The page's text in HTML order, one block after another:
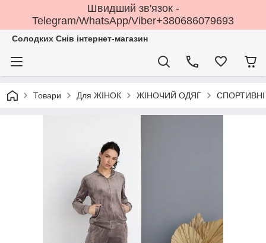
Швидший зв'язок -
Telegram/WhatsApp/Viber+380686079693
Солодких Снів інтернет-магазин
Товари Для ЖІНОК ЖІНОЧИЙ ОДЯГ